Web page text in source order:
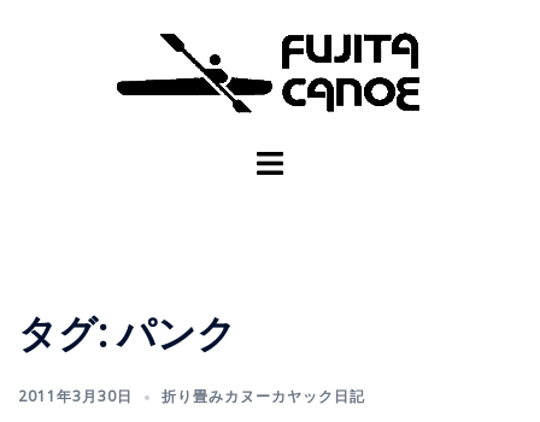
タグ:パンク
2011年3月30日 折り畳みカヌーカヤック日記